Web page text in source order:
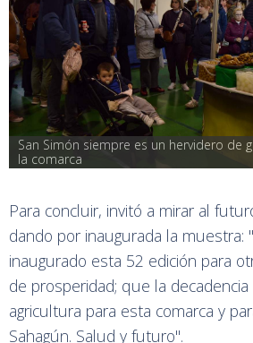
San Simón siempre es un hervidero de
la comarca
Para concluir, invitó a mirar al
dando por inaugurada la muestra:
inaugurado esta 52 edición para
de prosperidad; que la
agricultura para esta comarca y
Sahagún. Salud y futuro".